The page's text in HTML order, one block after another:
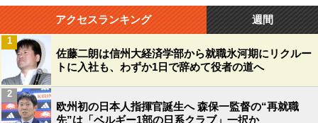
アクセスランキング 週間
佐藤二朗は信州大経済学部から就職氷河期にリクルー
トに入社も、わずか1日で辞めて役者の道へ
1
欧州初の日本人指揮官誕生へ 森保一監督の“再就職
先”は「ベルギー1部の日系クラブ」一択か
2